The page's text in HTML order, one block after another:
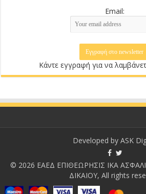
Email:
Κάντε εγγραφή για να
Developed by ASK
© 2026 ΕΑΕΔ ΕΠΙΘΕΩΡΗΣΙΣ ΙΚΑ
ΔΙΚΑΙΟΥ, All rights